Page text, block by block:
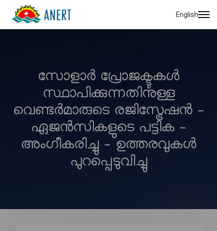
English
സോളാർ പ്രോജക്ടുകൾ
സ്ഥാപിക്കുന്നതിനുള്ള
വെണ്ടർമാരുടെ രജിസ്ട്രേഷൻ –
ഏജൻസികളുടെ പട്ടിക –
അംഗീകരിച്ചു – ഉത്തരവുകൾ
പുറപ്പെടുവിച്ചു